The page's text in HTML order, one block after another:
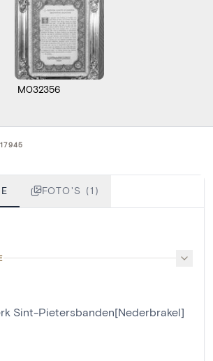
M032356
17945
FOTO'S (1)
Sint-Pietersbanden[Nederbrakel]